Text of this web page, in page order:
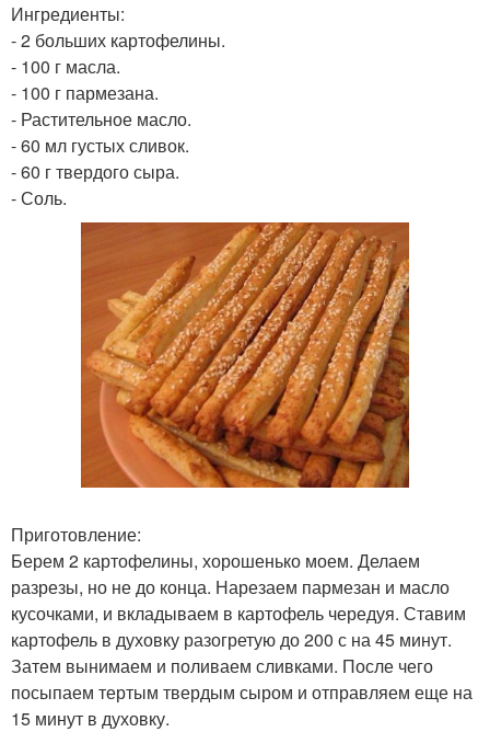
Ингредиенты:
- 2 больших картофелины.
- 100 г масла.
- 100 г пармезана.
- Растительное масло.
- 60 мл густых сливок.
- 60 г твердого сыра.
- Соль.
Приготовление:
Берем 2 картофелины, хорошенько моем. Делаем
разрезы, но не до конца. Нарезаем пармезан и масло
кусочками, и вкладываем в картофель чередуя. Ставим
картофель в духовку разогретую до 200 с на 45 минут.
Затем вынимаем и поливаем сливками. После чего
посыпаем тертым твердым сыром и отправляем еще на
15 минут в духовку.